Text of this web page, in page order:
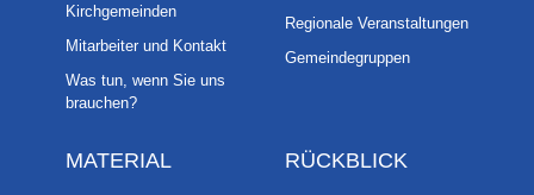
Kirchgemeinden
Mitarbeiter und Kontakt
Was tun, wenn Sie uns
brauchen?
Regionale Veranstaltungen
Gemeindegruppen
MATERIAL RÜCKBLICK